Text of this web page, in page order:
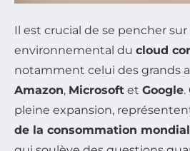
Il est crucial de se pencher sur
environnemental du cloud
notamment celui des grands
Amazon, Microsoft et Google.
pleine expansion,
de la consommation